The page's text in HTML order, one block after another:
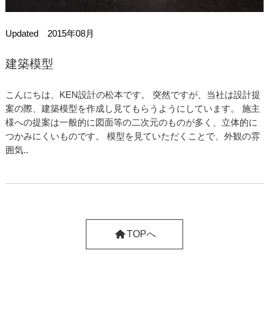
Updated 2015年08月
建築模型
こんにちは、KEN設計の松本です。 突然ですが、当社は設計提
案の際、建築模型を作成し見てもらうようにしています。 施主
様への提案は一般的に図面等の二次元のものが多く、立体的に
つかみにくいものです。 模型を見ていただくことで、外観の雰
囲気..
TOPへ